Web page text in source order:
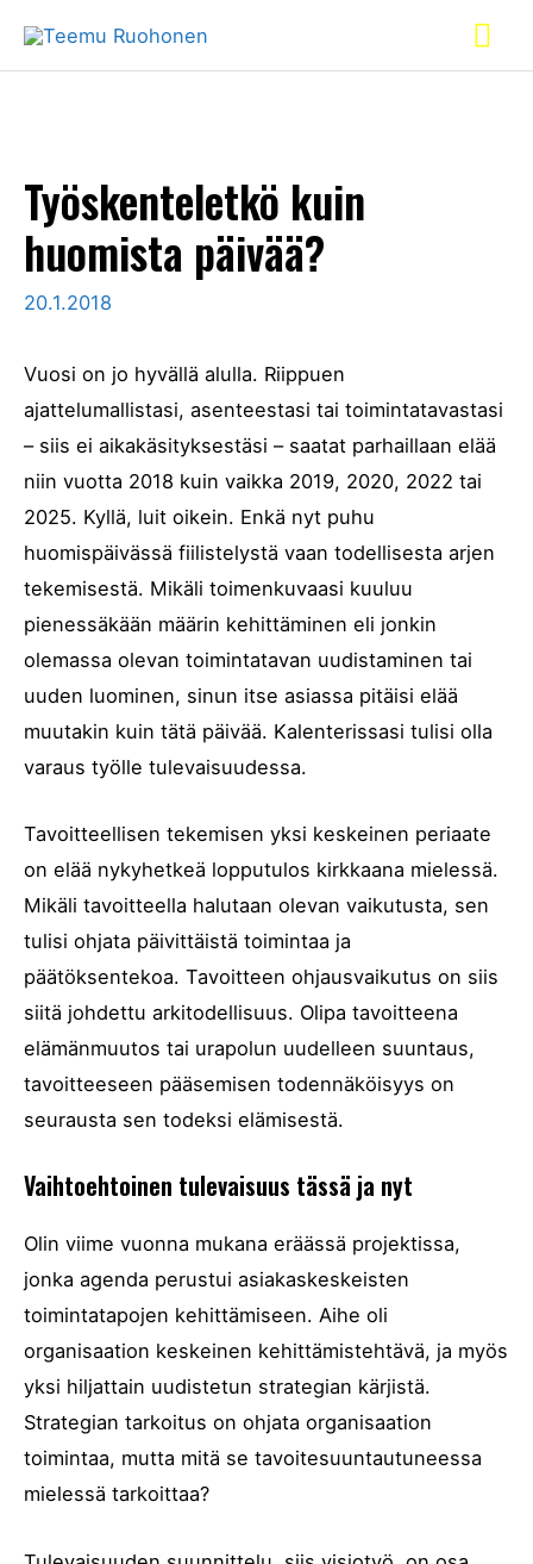
sisältöön
Työskenteletkö kuin
huomista päivää?
20.1.2018
Vuosi on jo hyvällä alulla. Riippuen
ajattelumallistasi, asenteestasi tai toimintatavastasi
– siis ei aikakäsityksestäsi – saatat parhaillaan elää
niin vuotta 2018 kuin vaikka 2019, 2020, 2022 tai
2025. Kyllä, luit oikein. Enkä nyt puhu
huomispäivässä fiilistelystä vaan todellisesta arjen
tekemisestä. Mikäli toimenkuvaasi kuuluu
pienessäkään määrin kehittäminen eli jonkin
olemassa olevan toimintatavan uudistaminen tai
uuden luominen, sinun itse asiassa pitäisi elää
muutakin kuin tätä päivää. Kalenterissasi tulisi olla
varaus työlle tulevaisuudessa.
Tavoitteellisen tekemisen yksi keskeinen periaate
on elää nykyhetkeä lopputulos kirkkaana mielessä.
Mikäli tavoitteella halutaan olevan vaikutusta, sen
tulisi ohjata päivittäistä toimintaa ja
päätöksentekoa. Tavoitteen ohjausvaikutus on siis
siitä johdettu arkitodellisuus. Olipa tavoitteena
elämänmuutos tai urapolun uudelleen suuntaus,
tavoitteeseen pääsemisen todennäköisyys on
seurausta sen todeksi elämisestä.
Vaihtoehtoinen tulevaisuus tässä ja nyt
Olin viime vuonna mukana eräässä projektissa,
jonka agenda perustui asiakaskeskeisten
toimintatapojen kehittämiseen. Aihe oli
organisaation keskeinen kehittämistehtävä, ja myös
yksi hiljattain uudistetun strategian kärjistä.
Strategian tarkoitus on ohjata organisaation
toimintaa, mutta mitä se tavoitesuuntautuneessa
mielessä tarkoittaa?